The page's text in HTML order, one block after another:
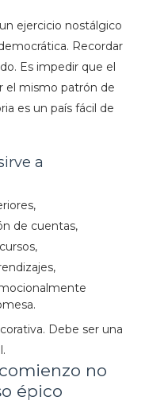
ejercicio nostálgico
Recordar
Es impedir que el
el mismo patrón de
es un país fácil de
a
de cuentas,
Debe ser una
no
épico